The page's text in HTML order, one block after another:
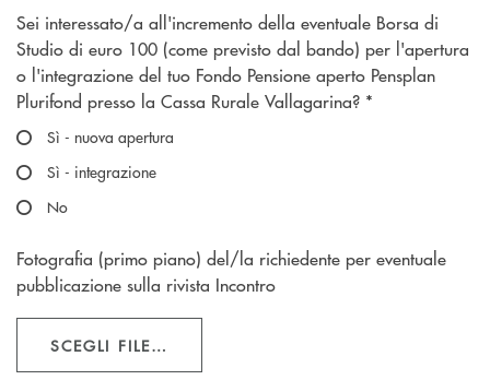
Scegliere un'opzione
Sei interessato/a all'incremento della eventuale Borsa di
Studio di euro 100 (come previsto dal bando) per l'apertura
o l'integrazione del tuo Fondo Pensione aperto Pensplan
Plurifond presso la Cassa Rurale Vallagarina? *
Sì - nuova apertura
Sì - integrazione
No
Fotografia (primo piano) del/la richiedente per eventuale
pubblicazione sulla rivista Incontro
SCEGLI FILE…